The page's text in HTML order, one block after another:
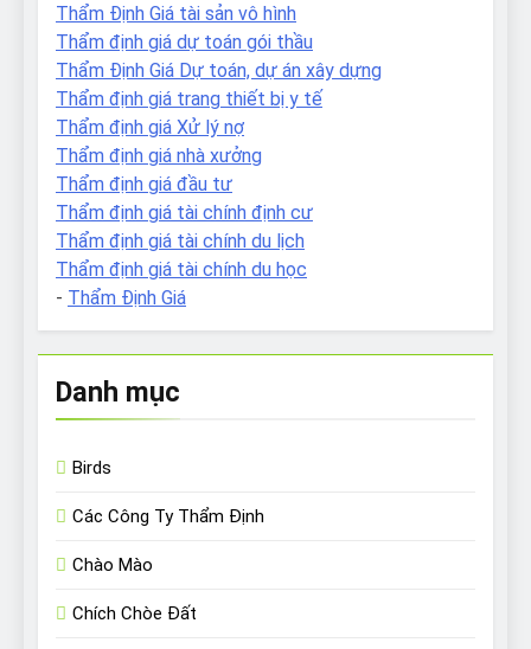
Thẩm Định Giá tài sản vô hình
Thẩm định giá dự toán gói thầu
Thẩm Định Giá Dự toán, dự án xây dựng
Thẩm định giá trang thiết bị y tế
Thẩm định giá Xử lý nợ
Thẩm định giá nhà xưởng
Thẩm định giá đầu tư
Thẩm định giá tài chính định cư
Thẩm định giá tài chính du lịch
Thẩm định giá tài chính du học
- Thẩm Định Giá
Danh mục
Birds
Các Công Ty Thẩm Định
Chào Mào
Chích Chòe Đất